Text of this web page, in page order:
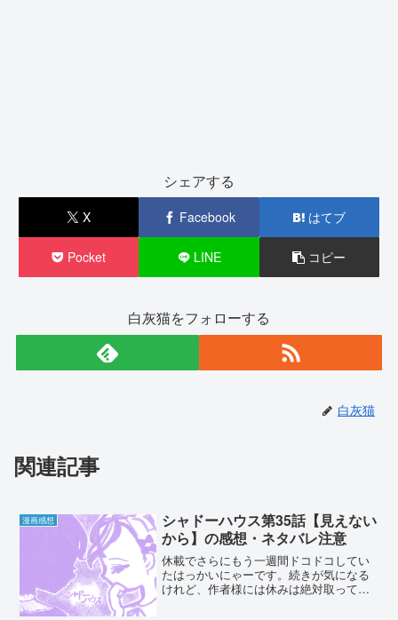
シェアする
X Facebook はてブ
Pocket LINE コピー
白灰猫をフォローする
白灰猫
関連記事
漫画感想
シャドーハウス第35話【見えない
から】の感想・ネタバレ注意
休載でさらにもう一週間ドコドコしてい
たはっかいにゃーです。続きが気になる
けれど、作者様には休みは絶対取ってい